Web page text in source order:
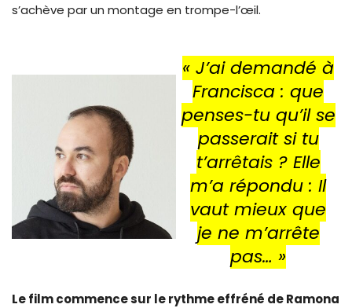
s’achève par un montage en trompe-l’œil.
« J’ai demandé à
Francisca : que
penses-tu qu’il se
passerait si tu
t’arrêtais ?Elle
m’a répondu : Il
vaut mieux que
je ne m’arrête
pas… »
Le film commence sur le rythme effréné de Ramona